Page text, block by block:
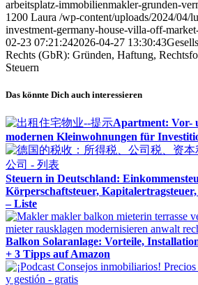
arbeitsplatz-immobilienmakler-grunden-
1200 Laura /wp-content/uploads/2024/04/
investment-germany-house-villa-off-
02-23 07:21:242026-04-27 13:30:43
Rechts (GbR): Gründen, Haftung,
Steuern
Das könnte Dich auch interessieren
Apartment: Vor-
modernen Kleinwohnungen für
Steuern in Deutschland:
Körperschaftsteuer,
– Liste
Balkon Solaranlage: Vorteile,
+ 3 Tipps auf Amazon